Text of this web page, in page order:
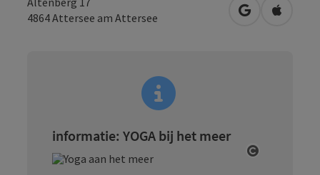
4864Attersee am Attersee Openen in
informatie: YOGA bij het meer